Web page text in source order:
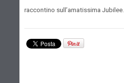
raccontino sull’amatissima Jubilee.